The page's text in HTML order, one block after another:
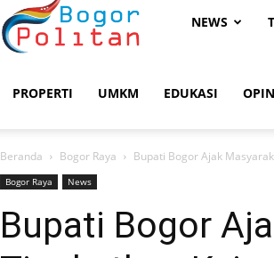
Bogorpolitan
NEWS
PROPERTI UMKM EDUKASI
Beranda Bogor Raya Bupati Bogor Ajak
Bogor Raya News
Bupati Bogor